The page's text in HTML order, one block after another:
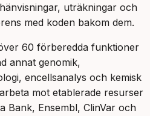
uträkningar och
med koden bakom dem.
60 förberedda funktioner
annat genomik,
encellsanalys och kemisk
mot etablerade resurser
Bank, Ensembl, ClinVar och